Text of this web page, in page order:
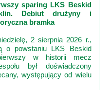
sparing LKS Beskid
Debiut drużyny i
bramka
2 sierpnia 2026 r.,
o powstaniu LKS Beskid
w historii mecz
był doświadczony
występujący od wielu